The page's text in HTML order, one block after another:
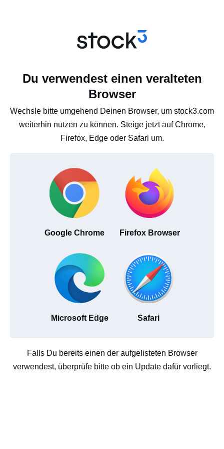
Du verwendest einen veralteten
Browser
Wechsle bitte umgehend Deinen Browser, um stock3.com
weiterhin nutzen zu können. Steige jetzt auf Chrome,
Firefox, Edge oder Safari um.
Google Chrome Firefox Browser
Microsoft Edge Safari
Falls Du bereits einen der aufgelisteten Browser
verwendest, überprüfe bitte ob ein Update dafür vorliegt.